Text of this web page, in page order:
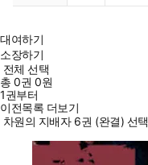
대여하기
소장하기
전체 선택
총0권 0원
1권부터
이전목록 더보기
차원의 지배자 6권 (완결) 선택